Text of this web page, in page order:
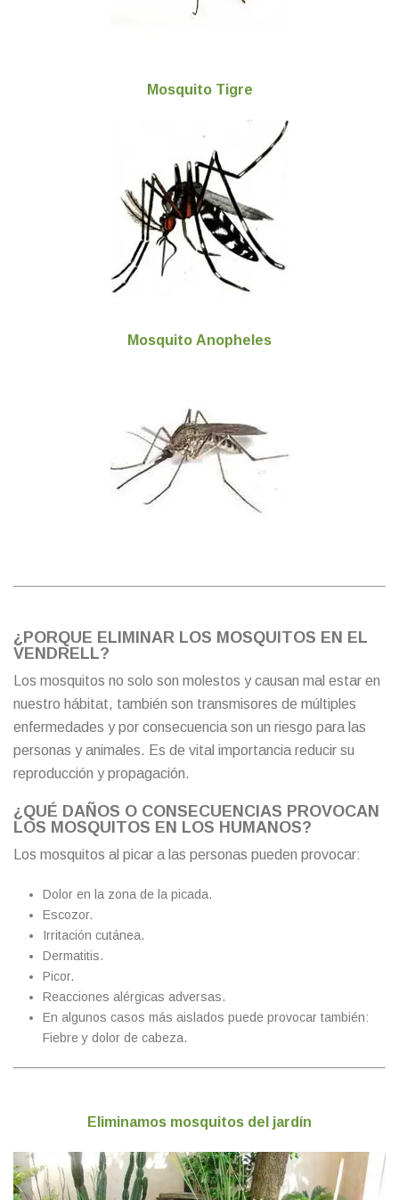
Mosquito Tigre
Mosquito Anopheles
¿PORQUE ELIMINAR LOS MOSQUITOS EN EL
VENDRELL?
Los mosquitos no solo son molestos y causan mal estar en
nuestro hábitat, también son transmisores de múltiples
enfermedades y por consecuencia son un riesgo para las
personas y animales. Es de vital importancia reducir su
reproducción y propagación.
¿QUÉ DAÑOS O CONSECUENCIAS PROVOCAN
LOS MOSQUITOS EN LOS HUMANOS?
Los mosquitos al picar a las personas pueden provocar:
Dolor en la zona de la picada.
Escozor.
Irritación cutánea.
Dermatitis.
Picor.
Reacciones alérgicas adversas.
En algunos casos más aislados puede provocar también:
Fiebre y dolor de cabeza.
Eliminamos mosquitos del jardín